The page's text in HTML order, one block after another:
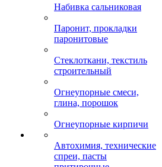
Набивка сальниковая
Паронит, прокладки
паронитовые
Стеклоткани, текстиль
строительный
Огнеупорные смеси,
глина, порошок
Огнеупорные кирпичи
Автохимия, технические
спреи, пасты